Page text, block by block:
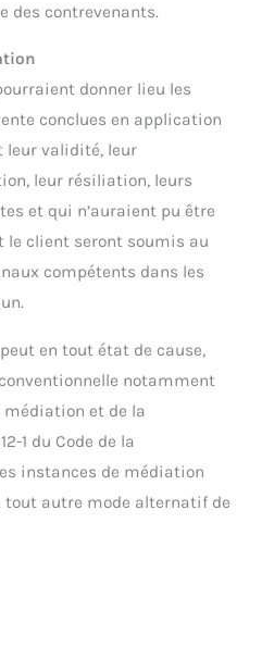
des contrevenants.
donner lieu les
conclues en application
leur validité, leur
leur résiliation, leurs
et qui n’auraient pu être
le client seront soumis au
compétents dans les
en tout état de cause,
notamment
médiation et de la
1 du Code de la
instances de médiation
tout autre mode alternatif de